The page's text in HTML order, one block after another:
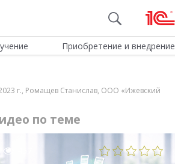
Приобретение и внедрение
г., Ромащев Станислав, ООО «Ижевский
по теме